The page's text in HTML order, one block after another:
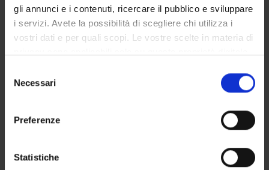
gli annunci e i contenuti, ricercare il pubblico e sviluppare
i servizi. Avete la possibilità di scegliere chi utilizza i
vostri dati e per quali scopi. Le vostre scelte in materia di
modificare o revocare il proprio consenso in qualsiasi
momento dalla Dichiarazione sui cookie o facendo clic
raccogliere informazioni sulla tua posizione
delNecessari
Preferenze
Statistiche
STUDYING
COURSES
PHD PROGRAMMES AND POSTGRADUATE
Contacts
Places